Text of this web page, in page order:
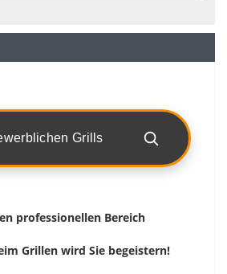
Grills
professionellen Bereich
Grillen wird Sie begeistern!